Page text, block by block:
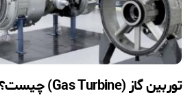
توربین گاز (Gas Turbine) چیست؟